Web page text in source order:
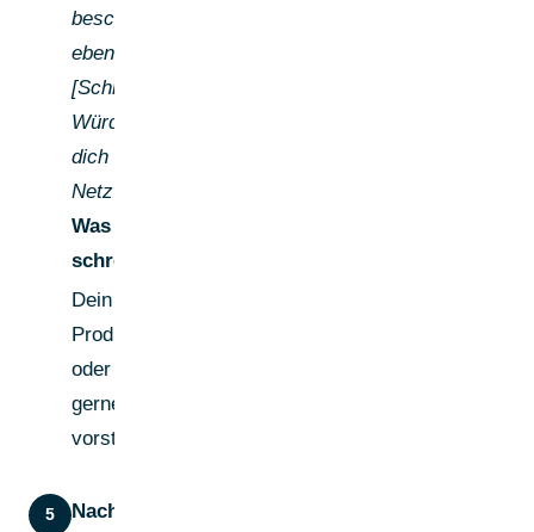
beschäftige mich
ebenfalls mit
[Schnittmenge].
Würde mich freuen,
dich in meinem
Netzwerk zu haben."
Was du nicht
schreibst:
Dein Angebot, eine
Produktbeschreibung
oder "Ich würde
gerne kurz
vorstellen..."
5
Nach